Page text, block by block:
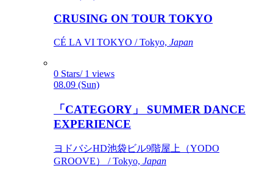
CRUSING ON TOUR TOKYO
CÉ LA VI TOKYO / Tokyo, Japan
0 Stars/ 1 views
08.09 (Sun)
「CATEGORY」 SUMMER DANCE
EXPERIENCE
ヨドバシHD池袋ビル9階屋上（YODO
GROOVE） / Tokyo, Japan